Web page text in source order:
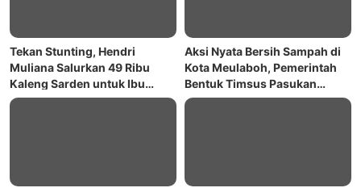
Tekan Stunting, Hendri
Muliana Salurkan 49 Ribu
Kaleng Sarden untuk Ibu
Hamil dan Menyusui di Nagan
Aksi Nyata Bersih Sampah di
Kota Meulaboh, Pemerintah
Bentuk Timsus Pasukan
Merah